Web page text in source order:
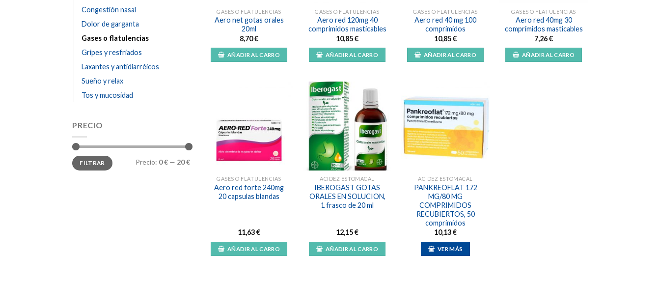
Congestión nasal
Dolor de garganta
Gases o flatulencias
Gripes y resfriados
Laxantes y antidiarréicos
Sueño y relax
Tos y mucosidad
PRECIO
Precio
mínimo
Precio
máximo
FILTRAR Precio: 0 € — 20 €
GASES O FLATULENCIAS
Aero net gotas orales
20ml
8,70€
AÑADIR AL CARRO
GASES O FLATULENCIAS
Aero red 120mg 40
comprimidos masticables
10,85€
AÑADIR AL CARRO
GASES O FLATULENCIAS
Aero red 40 mg 100
comprimidos
10,85€
AÑADIR AL CARRO
GASES O FLATULENCIAS
Aero red 40mg 30
comprimidos masticables
7,26€
AÑADIR AL CARRO
Añadir
a la
lista de
deseos
GASES O FLATULENCIAS
Aero red forte 240mg
20 capsulas blandas
11,63€
AÑADIR AL CARRO
Añadir
a la
lista de
deseos
ACIDEZ ESTOMACAL
IBEROGAST GOTAS
ORALES EN SOLUCION,
1 frasco de 20 ml
12,15€
AÑADIR AL CARRO
Añadir
a la
deseos
ACIDEZ ESTOMACAL
PANKREOFLAT 172
MG/80 MG
COMPRIMIDOS
RECUBIERTOS, 50
comprimidos
10,13€
VER MÁS